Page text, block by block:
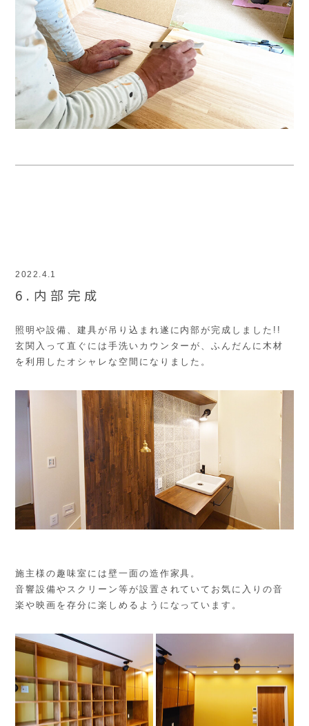
2022.4.1
6.内部完成
照明や設備、建具が吊り込まれ遂に内部が完成しました!!
玄関入って直ぐには手洗いカウンターが、ふんだんに木材
を利用したオシャレな空間になりました。
施主様の趣味室には壁一面の造作家具。
音響設備やスクリーン等が設置されていてお気に入りの音
楽や映画を存分に楽しめるようになっています。